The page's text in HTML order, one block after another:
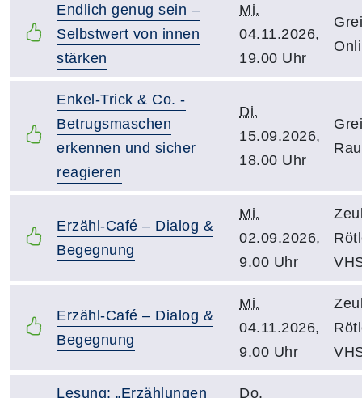
Endlich genug sein –
Selbstwert von innen
stärken
Mi.
04.11.2026,
19.00 Uhr
Enkel-Trick & Co. -
Betrugsmaschen
erkennen und sicher
reagieren
Di.
15.09.2026,
18.00 Uhr
Erzähl-Café – Dialog &
Begegnung
Mi.
02.09.2026,
9.00 Uhr
Erzähl-Café – Dialog &
Begegnung
Mi.
04.11.2026,
9.00 Uhr
Lesung: „Erzählungen
Do.